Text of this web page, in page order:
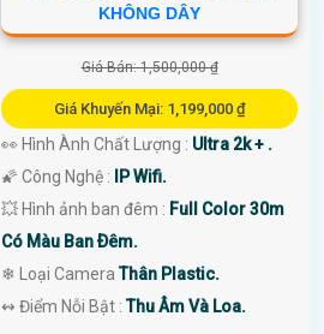
KHÔNG DÂY
Giá Bán: 1,500,000 ₫
Giá Khuyến Mại: 1,199,000 ₫
👀 Hình Ành Chất Lượng : Ultra 2k + .
🌠 Công Nghệ :
IP Wifi.
💥 Hình ảnh ban đêm : Full Color 30m
Có Màu Ban Ðêm.
❄ Loại CameraThân Plastic.
️↭ Điểm Nỗi Bật :Thu Âm Và Loa.